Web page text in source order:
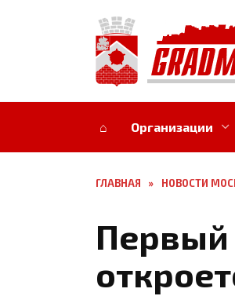
⌂ Организации
ГЛАВНАЯ » НОВОСТИ
Первый